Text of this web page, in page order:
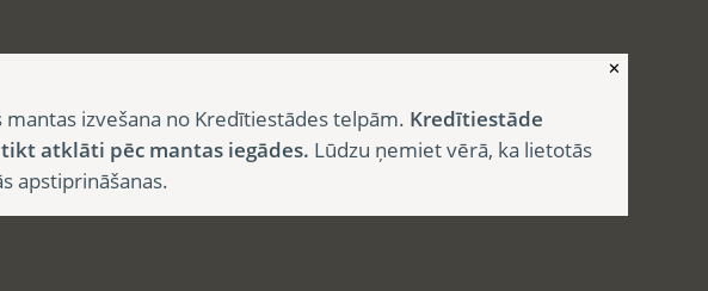
✕
izvešana no Kredītiestādes telpām. Kredītiestāde
atklāti pēc mantas iegādes. Lūdzu ņemiet vērā, ka lietotās
apstiprināšanas.